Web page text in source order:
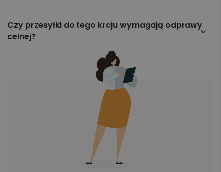
zazwyczaj doręczane między 2 do 5 dni od momentu
nadania.
Czy przesyłki do tego kraju wymagają odprawy
celnej?
Przy wysyłce do krajów należących do Unii
Europejskiej odprawa celna nie jest wymagana –
paczki nadawane są jak przesyłki krajowe. W
przypadku wysyłki do krajów spoza UE, odprawa
celna jest konieczna i wymaga przygotowania
odpowiednich dokumentów, takich jak faktura
handlowa czy deklaracja celna.